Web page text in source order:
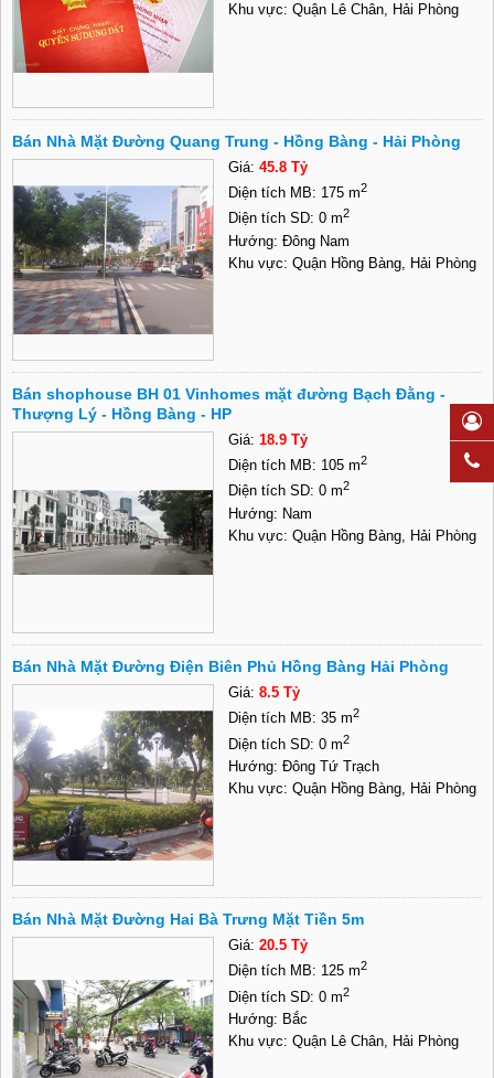
Khu vực: Quận Lê Chân, Hải Phòng
Bán Nhà Mặt Đường Quang Trung - Hồng Bàng - Hải Phòng
Giá: 45.8 Tỷ
Diện tích MB: 175 m2
Diện tích SD: 0 m2
Hướng: Đông Nam
Khu vực: Quận Hồng Bàng, Hải Phòng
Bán shophouse BH 01 Vinhomes mặt đường Bạch Đằng -
Thượng Lý - Hồng Bàng - HP
Giá: 18.9 Tỷ
Diện tích MB: 105 m2
Diện tích SD: 0 m2
Hướng: Nam
Khu vực: Quận Hồng Bàng, Hải Phòng
Bán Nhà Mặt Đường Điện Biên Phủ Hồng Bàng Hải Phòng
Giá: 8.5 Tỷ
Diện tích MB: 35 m2
Diện tích SD: 0 m2
Hướng: Đông Tứ Trạch
Khu vực: Quận Hồng Bàng, Hải Phòng
Bán Nhà Mặt Đường Hai Bà Trưng Mặt Tiền 5m
Giá: 20.5 Tỷ
Diện tích MB: 125 m2
Diện tích SD: 0 m2
Hướng: Bắc
Khu vực: Quận Lê Chân, Hải Phòng